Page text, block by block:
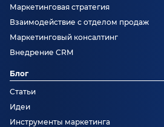
Маркетинговая стратегия
Взаимодействие с отделом продаж
Маркетинговый консалтинг
Внедрение CRM
Блог
Статьи
Идеи
Инструменты маркетинга